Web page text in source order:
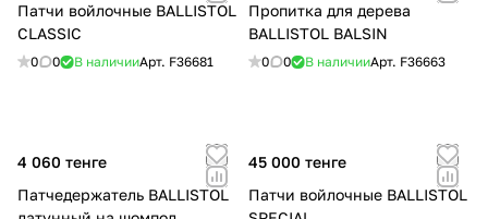
Патчи войлочные BALLISTOL
CLASSIC
0 0 В наличииАрт. F36681
Пропитка для дерева
BALLISTOL BALSIN
0 0 В наличииАрт. F36663
4 060 тенге
Патчедержатель BALLISTOL
45 000 тенге
Патчи войлочные BALLISTOL